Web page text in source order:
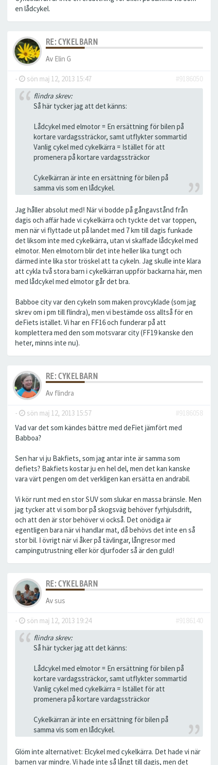
en lådcykel.
RE: CYKELBARN
Av Elin G
- sön maj 12, 2013 15:47
#9186050
flindra skrev:
Så här tycker jag att det känns:
Lådcykel med elmotor = En ersättning för bilen på
kortare vardagssträckor, samt utflykter sommartid
Vanlig cykel med cykelkärra = Istället för att
promenera på kortare vardagssträckor
Cykelkärran är inte en ersättning för bilen på
samma vis som en lådcykel.
Jag håller absolut med! När vi bodde på gångavstånd från
dagis och affär hade vi cykelkärra och tyckte det var toppen,
men när vi flyttade ut på landet med 7 km till dagis funkade
det liksom inte med cykelkärra, utan vi skaffade lådcykel med
elmotor. Men elmotorn blir det inte heller lika tungt och
därmed inte lika stor tröskel att ta cykeln. Jag skulle inte klara
att cykla två stora barn i cykelkärran uppför backarna här, men
med lådcykel med elmotor går det bra.
Babboe city var den cykeln som maken provcyklade (som jag
skrev om i pm till flindra), men vi bestämde oss alltså för en
deFiets istället. Vi har en FF16 och funderar på att
komplettera med den som motsvarar city (FF19 kanske den
heter, minns inte nu).
RE: CYKELBARN
Av flindra
- sön maj 12, 2013 15:57
#9186058
Vad var det som kändes bättre med deFiet jämfört med
Babboa?
Sen har vi ju Bakfiets, som jag antar inte är samma som
defiets? Bakfiets kostar ju en hel del, men det kan kanske
vara värt pengen om det verkligen kan ersätta en andrabil.
Vi kör runt med en stor SUV som slukar en massa bränsle. Men
jag tycker att vi som bor på skogsväg behöver fyrhjulsdrift,
och att den är stor behöver vi också. Det onödiga är
egentligen bara när vi handlar mat, då behövs det inte en så
stor bil. I övrigt när vi åker på tävlingar, långresor med
campingutrustning eller kör djurfoder så är den guld!
RE: CYKELBARN
Avsus
- sön maj 12, 2013 19:24
#9186140
flindra skrev:
Så här tycker jag att det känns:
Lådcykel med elmotor = En ersättning för bilen på
kortare vardagssträckor, samt utflykter sommartid
Vanlig cykel med cykelkärra = Istället för att
promenera på kortare vardagssträckor
Cykelkärran är inte en ersättning för bilen på
samma vis som en lådcykel.
Glöm inte alternativet: Elcykel med cykelkärra. Det hade vi när
barnen var mindre. Vi hade inte så långt till dagis, men det